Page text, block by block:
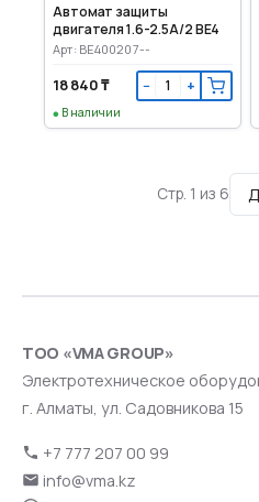
Автомат защиты
двигателя 1.6-2.5А/2 BE4
Арт: BE400207--
18 840 ₸ − +
В наличии
Стр. 1 из 6
ТОО «VMA GROUP»
Электротехническое
г. Алматы, ул. Садовникова 15
+7 777 207 00 99
info@vma.kz